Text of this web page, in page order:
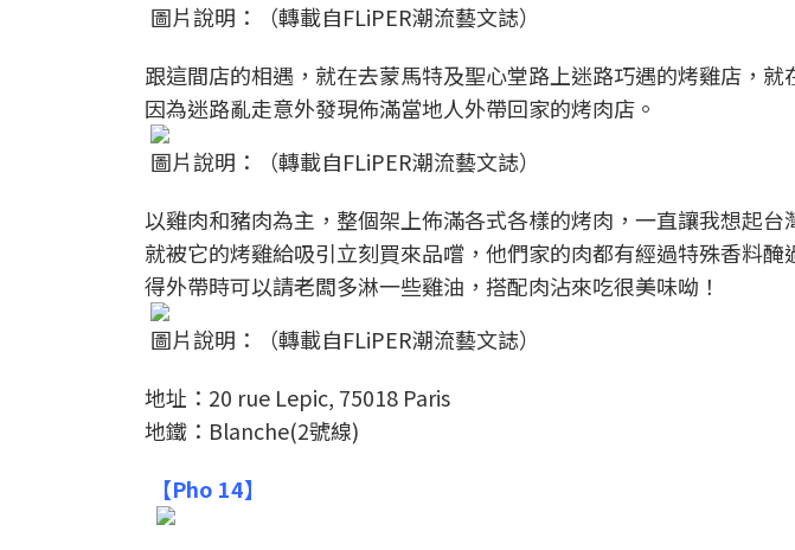
圖片說明：（轉載自FLiPER潮流藝文誌）
跟這間店的相遇，就在去蒙馬特及聖心堂路上迷路巧遇的烤雞店，就
因為迷路亂走意外發現佈滿當地人外帶回家的烤肉店。
圖片說明：（轉載自FLiPER潮流藝文誌）
以雞肉和豬肉為主，整個架上佈滿各式各樣的烤肉，一直讓我想起
就被它的烤雞給吸引立刻買來品嚐，他們家的肉都有經過特殊香料
得外帶時可以請老闆多淋一些雞油，搭配肉沾來吃很美味呦！
圖片說明：（轉載自FLiPER潮流藝文誌）
地址：20 rue Lepic, 75018 Paris
地鐵：Blanche(2號線)
【Pho 14】